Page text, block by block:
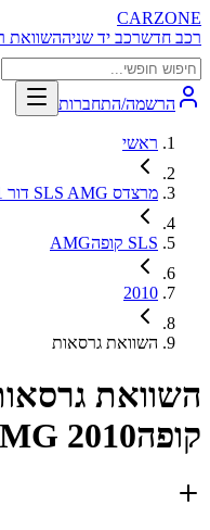
CARZONE
רכב חדשרכב יד שניההשוואת
הרשמה/התחברות
ראשי
מרצדס SLS AMG דור 1
SLS קופהAMG
2010
השוואת גרסאות
השוואת
קופהAMG 2010